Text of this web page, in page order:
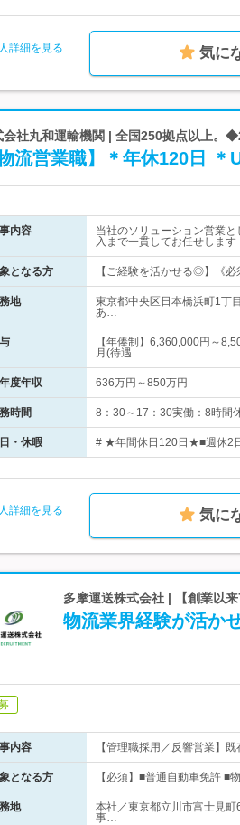
詳細を見る 気に
会社丸和運輸機関 | 全国250拠点以上。
物流営業職】＊年休120日
内容
当社のソリューション営業
入まで一貫してお任せします
となる方 【ご経験を活かせる◎】《
地
東京都中央区日本橋浜町1丁
あ…
【年俸制】6,360,000円～
月(待遇…
度年収 636万円～850万円
時間 8：30～17：30実働：8時間
・休暇 # ★年間休日120日★■週休2
詳細を見る 気に
多摩運送株式会社 | 【創業以
物流業界経験が活か
内容 【管理職採用／反響営業】
となる方 【必須】■普通自動車免許 ■
地
本社／東京都立川市富士見
事…